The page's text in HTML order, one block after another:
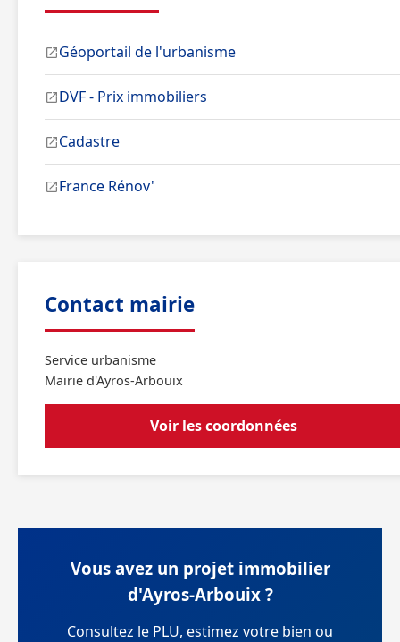
Géoportail de l'urbanisme
DVF - Prix immobiliers
Cadastre
France Rénov'
Contact mairie
Service urbanisme
Mairie d'Ayros-Arbouix
Voir les coordonnées
Vous avez un projet immobilier
d'Ayros-Arbouix ?
Consultez le PLU, estimez votre bien ou